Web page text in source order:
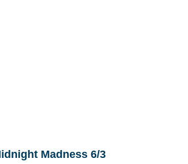
Madness 6/3